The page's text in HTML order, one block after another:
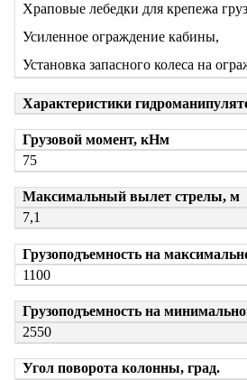
Храповые лебедки для крепежа
Усиленное ограждение кабины,
Установка запасного колеса на
Характеристики
Грузовой момент, кНм
75
Максимальный вылет стрелы, м
7,1
Грузоподъемность на
1100
Грузоподъемность на
2550
Угол поворота колонны, град.